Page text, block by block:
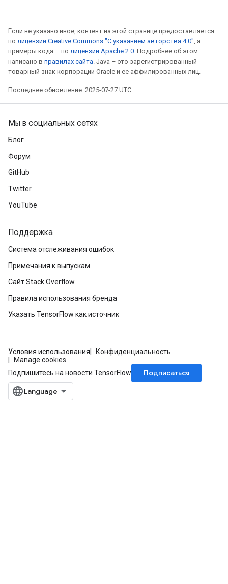
Если не указано иное, контент на этой странице предоставляется
по лицензии Creative Commons "С указанием авторства 4.0", а
примеры кода – по лицензии Apache 2.0. Подробнее об этом
написано в правилах сайта. Java – это зарегистрированный
товарный знак корпорации Oracle и ее аффилированных лиц.
Последнее обновление: 2025-07-27 UTC.
Мы в социальных сетях
Блог
Форум
GitHub
Twitter
YouTube
Поддержка
Система отслеживания ошибок
Примечания к выпускам
Сайт Stack Overflow
Правила использования бренда
Указать TensorFlow как источник
Условия использования
Конфиденциальность
Manage cookies
Подпишитесь на новости TensorFlow
Подписаться